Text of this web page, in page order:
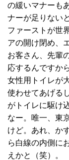
の緩いマナーも
ナーが足りない
ファーストが世
アの開け閉め、
お客さん、先輩
応するんですか
女性用トイレが
使わせてあげる
がトイレに駆け
なー。唯一、東
けど。あれ、か
ら白線の内側に
えかと（笑）。